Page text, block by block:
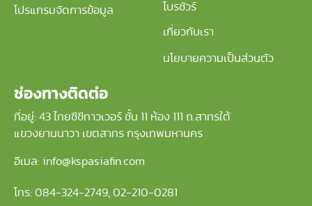
โปรแกรมจัดการข้อมูล โบรชัวร์
เกี่ยวกับเรา
นโยบายความเป็นส่วนตัว
ช่องทางติดต่อ
ที่อยู่: 43 ไทยซีซีทาวเวอร์ ชั้น 11 ห้อง 111 ถ.สาทรใต้
แขวงยานนาวา เขตสาทร กรุงเทพมหานคร
อีเมล: info@kspasiafin.com
โทร: 084-324-2749 02-210-0281